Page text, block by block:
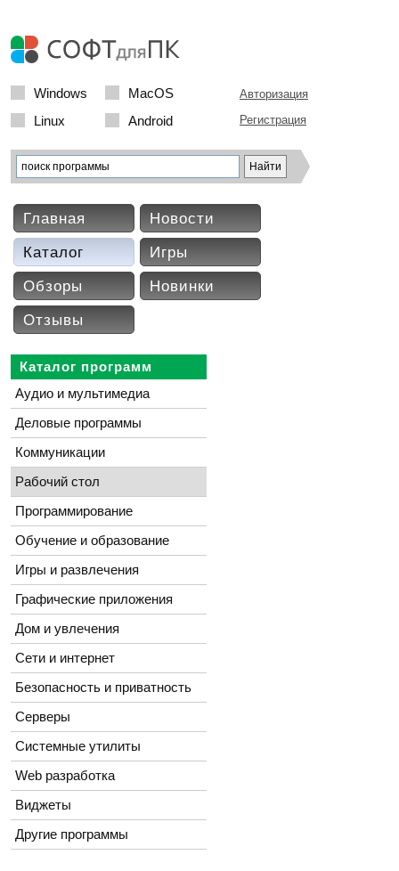
Windows
MacOS
Linux
Android
Авторизация
Регистрация
Главная
Новости
Каталог
Игры
Обзоры
Новинки
Отзывы
Каталог программ
Аудио и мультимедиа
Деловые программы
Коммуникации
Рабочий стол
Программирование
Обучение и образование
Игры и развлечения
Графические приложения
Дом и увлечения
Сети и интернет
Безопасность и приватность
Серверы
Системные утилиты
Web разработка
Виджеты
Другие программы